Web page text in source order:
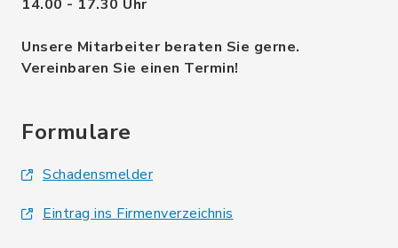
14.00 - 17.30 Uhr
Unsere Mitarbeiter beraten Sie gerne.
Vereinbaren Sie einen Termin!
Formulare
Schadensmelder
Eintrag ins Firmenverzeichnis